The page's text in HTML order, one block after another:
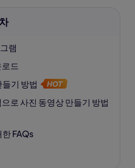
램
드
기 방법
로 사진 동영상 만들기 방법
FAQs